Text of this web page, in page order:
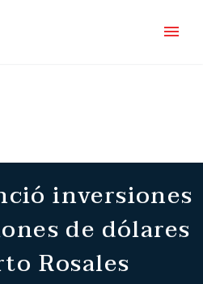
inversiones
de dólares
Rosales